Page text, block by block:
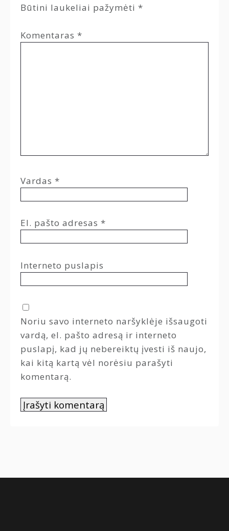
Būtini laukeliai pažymėti *
Komentaras *
Vardas *
El. pašto adresas *
Interneto puslapis
Noriu savo interneto naršyklėje išsaugoti
vardą, el. pašto adresą ir interneto
puslapį, kad jų nebereiktų įvesti iš naujo,
kai kitą kartą vėl norėsiu parašyti
komentarą.